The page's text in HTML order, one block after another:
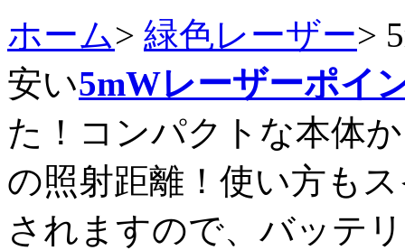
ホーム> 緑色レーザー>
安い5mWレーザーポイ
た！コンパクトな本体
の照射距離！使い方も
されますので、バッテ